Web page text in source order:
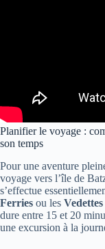
Planifier le voyage :
son temps
Pour une aventure
voyage vers l’île de
s’effectue
Ferries ou les
dure entre 15 et 20
une excursion à la